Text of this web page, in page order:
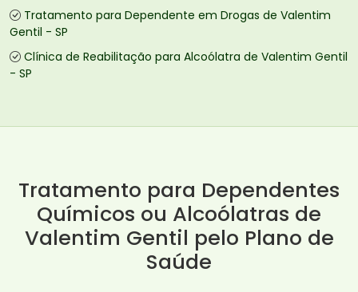
Tratamento para Dependente em Drogas de Valentim
Gentil - SP
Clínica de Reabilitação para Alcoólatra de Valentim Gentil
- SP
Tratamento para Dependentes
Químicos ou Alcoólatras de
Valentim Gentil pelo Plano de
Saúde